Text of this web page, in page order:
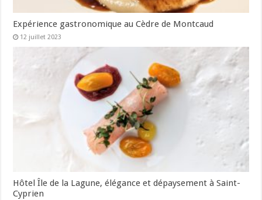
Expérience gastronomique au Cèdre de Montcaud
12 juillet 2023
Hôtel Île de la Lagune, élégance et dépaysement à Saint-
Cyprien